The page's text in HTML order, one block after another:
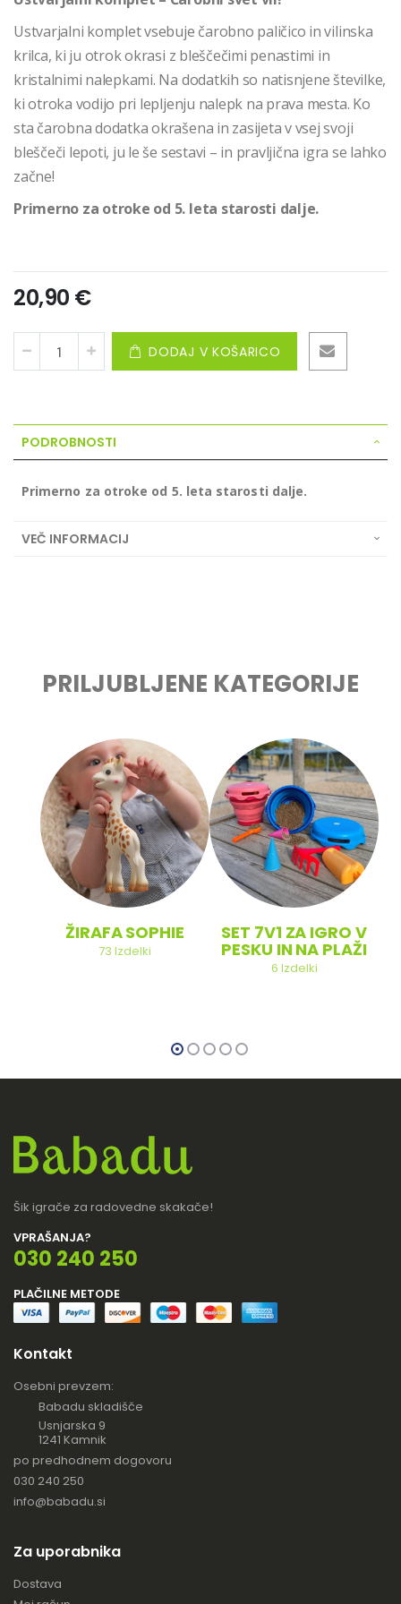
Ustvarjalni komplet vsebuje čarobno paličico in vilinska
krilca, ki ju otrok okrasi z bleščečimi penastimi in
kristalnimi nalepkami. Na dodatkih so natisnjene številke,
ki otroka vodijo pri lepljenju nalepk na prava mesta. Ko
sta čarobna dodatka okrašena in zasijeta v vsej svoji
bleščeči lepoti, ju le še sestavi – in pravljična igra se lahko
začne!
Primerno za otroke od 5. leta starosti dalje.
20,90 €
DODAJ V KOŠARICO
PODROBNOSTI
Primerno za otroke od 5. leta starosti dalje.
VEČ INFORMACIJ
PRILJUBLJENE KATEGORIJE
ŽIRAFA SOPHIE
73 Izdelki
SET 7V1 ZA IGRO V
PESKU IN NA PLAŽI
6 Izdelki
Šik igrače za radovedne skakače!
VPRAŠANJA?
030 240 250
PLAČILNE METODE
Kontakt
Osebni prevzem:
Babadu skladišče
Usnjarska 9
1241 Kamnik
po predhodnem dogovoru
030 240 250
info@babadu.si
Za uporabnika
Dostava